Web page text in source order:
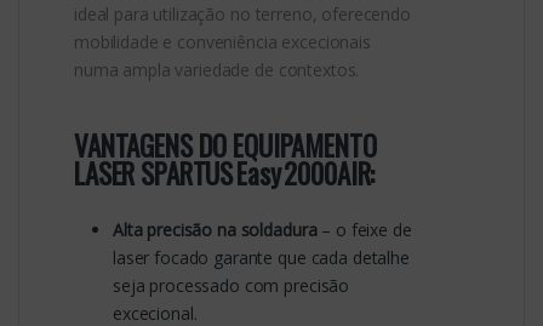
ideal para utilização no terreno, oferecendo
mobilidade e conveniência excecionais
numa ampla variedade de contextos.
VANTAGENS DO EQUIPAMENTO
LASER SPARTUS Easy 2000AIR:
Alta precisão na soldadura– o feixe de
laser focado garante que cada detalhe
seja processado com precisão
excecional.